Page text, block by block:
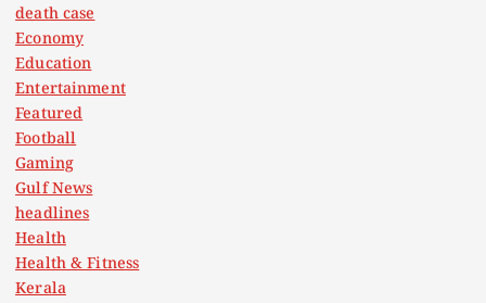
death case
Economy
Education
Entertainment
Featured
Football
Gaming
Gulf News
headlines
Health
Health & Fitness
Kerala